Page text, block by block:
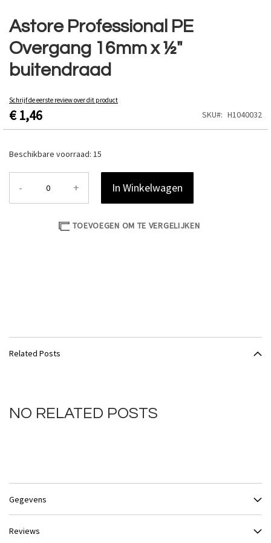
Astore Professional PE
Overgang 16mm x ½"
buitendraad
Schrijf de eerste review over dit product
€ 1,46 SKU H1040032
Beschikbare voorraad: 15
- + In Winkelwagen
TOEVOEGEN OM TE VERGELIJKEN
naar
het
begin
van
de
Related Posts
NO RELATED POSTS
Gegevens
Reviews